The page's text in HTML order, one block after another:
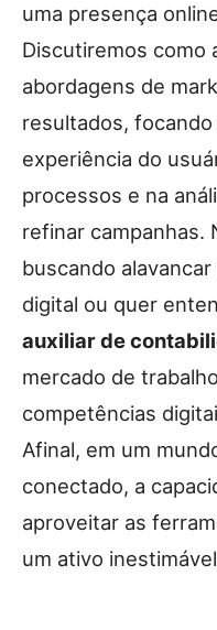
uma presença
Discutiremos como
abordagens de
resultados,
experiência do
processos e na
refinar campanhas.
buscando
digital ou quer
auxiliar de
mercado de
competências
Afinal, em um
conectado, a
aproveitar as
um ativo